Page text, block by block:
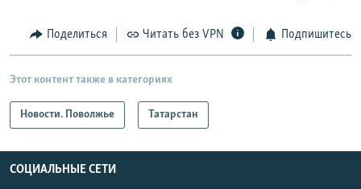
Поделиться Читать без VPN Подпишитесь
Этот контент также в категориях
Новости. Поволжье Татарстан
СОЦИАЛЬНЫЕ СЕТИ